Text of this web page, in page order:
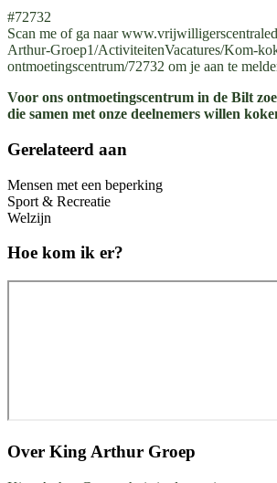
#72732
Scan me of ga naar
Arthur-Groep1/ActiviteitenVacatures/Kom-
ontmoetingscentrum/72732 om je aan te
Voor ons ontmoetingscentrum in de Bilt
die samen met onze deelnemers willen
Gerelateerd aan
Mensen met een beperking
Sport & Recreatie
Welzijn
Hoe kom ik er?
Over King Arthur Groep